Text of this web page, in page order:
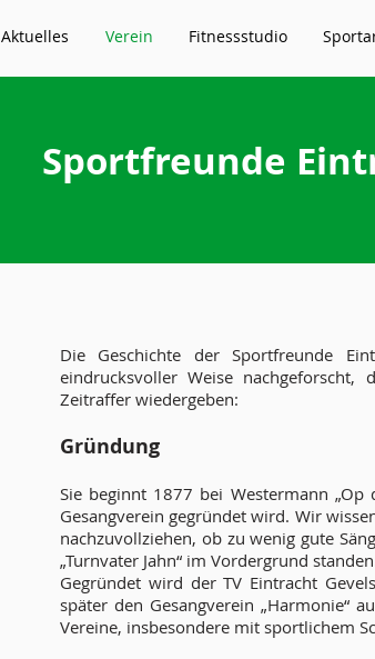
Aktuelles Verein Fitnessstudio
Die Geschichte der Sportfreunde
eindrucksvoller Weise
Zeitraffer wiedergeben:
Gründung
Sie beginnt 1877 bei Westermann
Gesangverein gegründet wird. Wir
nachzuvollziehen, ob zu wenig gute
„Turnvater Jahn“ im Vordergrund
Gegründet wird der TV Eintracht
später den Gesangverein „Harmonie“
Vereine, insbesondere mit sportlichem
Sportfreunde